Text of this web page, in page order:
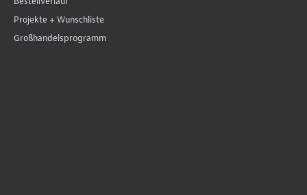
Projekte + Wunschliste
Großhandelsprogramm